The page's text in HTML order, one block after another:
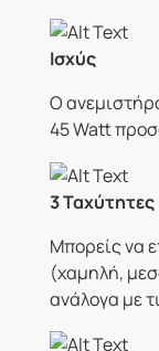
Ισχύς
Ο
45 Watt
3 Ταχύτητες
Μπορείς να
(χαμηλή,
ανάλογα με